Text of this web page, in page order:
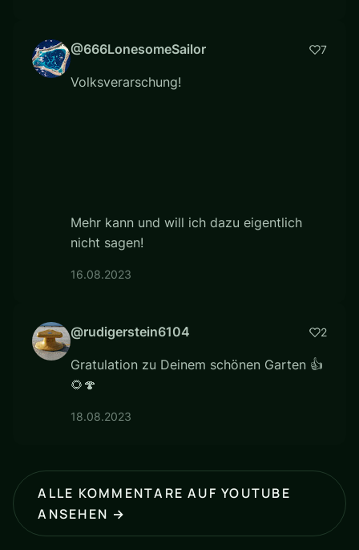
@666LonesomeSailor 7
Volksverarschung!
Mehr kann und will ich dazu eigentlich
nicht sagen!
16.08.2023
@rudigerstein6104 2
Gratulation zu Deinem schönen Garten 👍
🌻🍄
18.08.2023
ALLE KOMMENTARE AUF YOUTUBE
ANSEHEN →